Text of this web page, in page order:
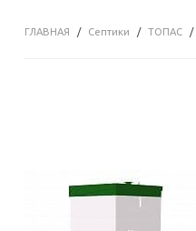
ГЛАВНАЯ Септики ТОПАС